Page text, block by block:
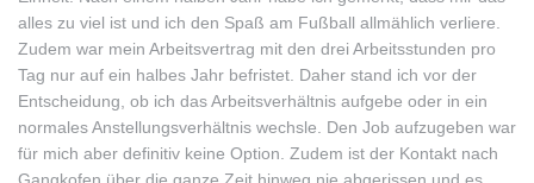
alles zu viel ist und ich den Spaß am Fußball allmählich verliere.
Zudem war mein Arbeitsvertrag mit den drei Arbeitsstunden pro
Tag nur auf ein halbes Jahr befristet. Daher stand ich vor der
Entscheidung, ob ich das Arbeitsverhältnis aufgebe oder in ein
normales Anstellungsverhältnis wechsle. Den Job aufzugeben war
für mich aber definitiv keine Option. Zudem ist der Kontakt nach